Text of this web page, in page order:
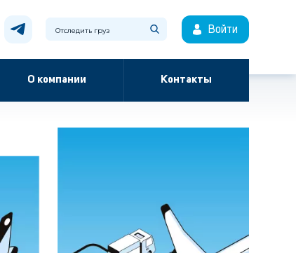
Войти
О компании Контакты